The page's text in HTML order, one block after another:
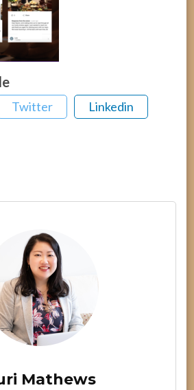
Twitter Linkedin
Mathews